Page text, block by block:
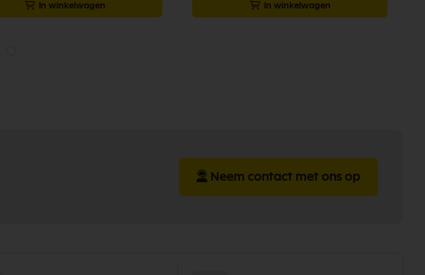
In winkelwagen In winkelwagen
Neem contact met ons op